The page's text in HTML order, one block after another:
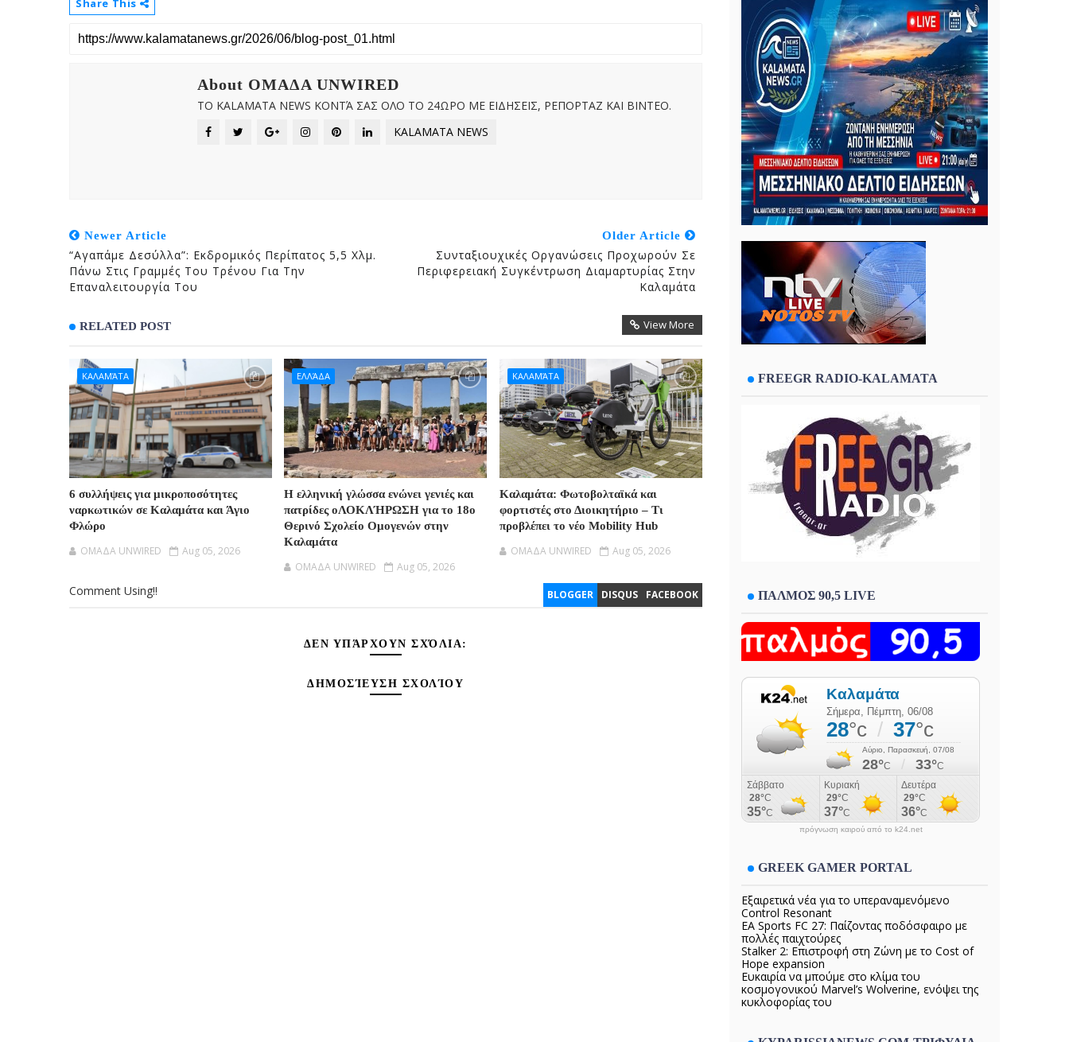
Share This
About OMAΔΑ UNWIRED
ΤΟ KALAMATA NEWS ΚΟΝΤΆ ΣΑΣ ΟΛΟ ΤΟ 24ΩΡΟ ΜΕ ΕΙΔΗΣΕΙΣ, ΡΕΠΟΡΤΑΖ ΚΑΙ ΒΙΝΤΕΟ.
KALAMATA NEWS
Newer Article
“Αγαπάμε Δεσύλλα”: Εκδρομικός Περίπατος 5,5 Χλμ.
Πάνω Στις Γραμμές Του Τρένου Για Την
Επαναλειτουργία Του
Older Article
Συνταξιουχικές Οργανώσεις Προχωρούν Σε
Περιφερειακή Συγκέντρωση Διαμαρτυρίας Στην
Καλαμάτα
RELATED POST View More
ΚΑΛΑΜΆΤΑ
6 συλλήψεις για μικροποσότητες
ναρκωτικών σε Καλαμάτα και Άγιο
Φλώρο
OMAΔΑ UNWIRED Aug 05, 2026
ΕΛΛΆΔΑ
Η ελληνική γλώσσα ενώνει γενιές και
πατρίδες οΛΟΚΛΉΡΩΣΗ για το 18ο
Θερινό Σχολείο Ομογενών στην
Καλαμάτα
OMAΔΑ UNWIRED Aug 05, 2026
ΚΑΛΑΜΆΤΑ
Καλαμάτα: Φωτοβολταϊκά και
φορτιστές στο Διοικητήριο – Τι
προβλέπει το νέο Mobility Hub
OMAΔΑ UNWIRED Aug 05, 2026
BLOGGER DISQUS FACEBOOK
Comment Using!!
ΔΕΝ ΥΠΆΡΧΟΥΝ ΣΧΌΛΙΑ:
ΔΗΜΟΣΊΕΥΣΗ ΣΧΟΛΊΟΥ
FREEGR RADIO-KALAMATA
ΠΑΛΜΟΣ 90,5 LIVE
πρόγνωση καιρού από το k24.net
GREEK GAMER PORTAL
Εξαιρετικά νέα για το υπεραναμενόμενο
Control Resonant
EA Sports FC 27: Παίζοντας ποδόσφαιρο με
πολλές παιχτούρες
Stalker 2: Επιστροφή στη Ζώνη με το Cost of
Hope expansion
Ευκαιρία να μπούμε στο κλίμα του
κοσμογονικού Marvel’s Wolverine, ενόψει της
κυκλοφορίας του